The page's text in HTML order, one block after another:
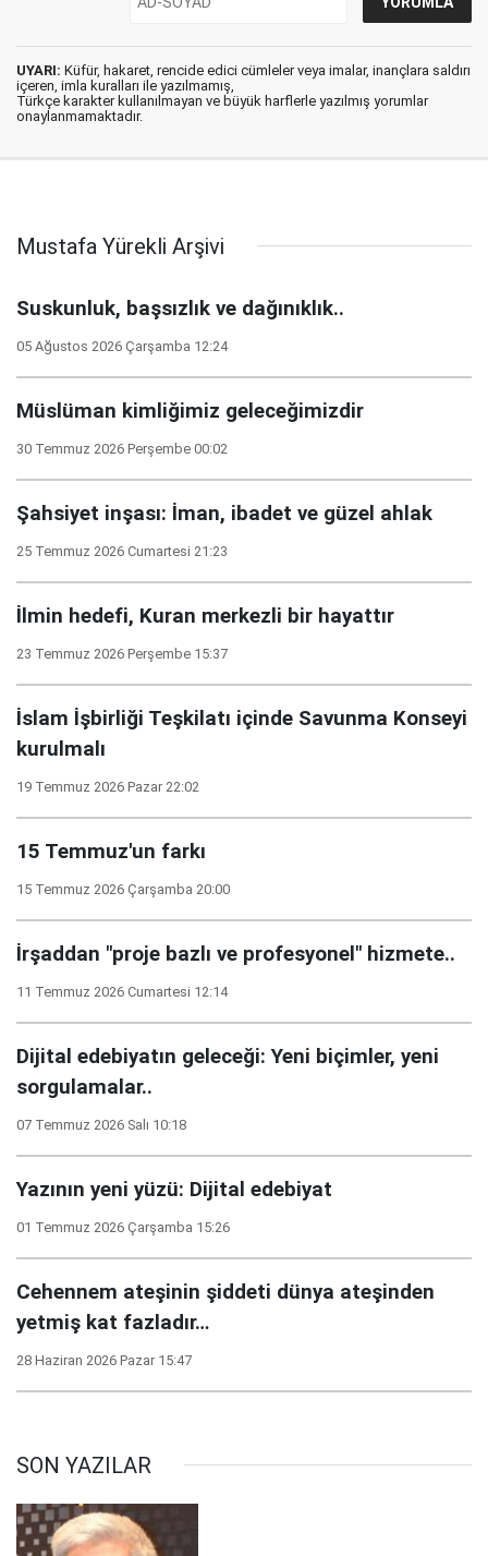
UYARI: Küfür, hakaret, rencide edici cümleler veya imalar, inançlara saldırı
içeren, imla kuralları ile yazılmamış,
Türkçe karakter kullanılmayan ve büyük harflerle yazılmış yorumlar
onaylanmamaktadır.
Mustafa Yürekli Arşivi
Suskunluk, başsızlık ve dağınıklık..
05 Ağustos 2026 Çarşamba 12:24
Müslüman kimliğimiz geleceğimizdir
30 Temmuz 2026 Perşembe 00:02
Şahsiyet inşası: İman, ibadet ve güzel ahlak
25 Temmuz 2026 Cumartesi 21:23
İlmin hedefi, Kuran merkezli bir hayattır
23 Temmuz 2026 Perşembe 15:37
İslam İşbirliği Teşkilatı içinde Savunma Konseyi
kurulmalı
19 Temmuz 2026 Pazar 22:02
15 Temmuz'un farkı
15 Temmuz 2026 Çarşamba 20:00
İrşaddan "proje bazlı ve profesyonel" hizmete..
11 Temmuz 2026 Cumartesi 12:14
Dijital edebiyatın geleceği: Yeni biçimler, yeni
sorgulamalar..
07 Temmuz 2026 Salı 10:18
Yazının yeni yüzü: Dijital edebiyat
01 Temmuz 2026 Çarşamba 15:26
Cehennem ateşinin şiddeti dünya ateşinden
yetmiş kat fazladır…
28 Haziran 2026 Pazar 15:47
SON YAZILAR